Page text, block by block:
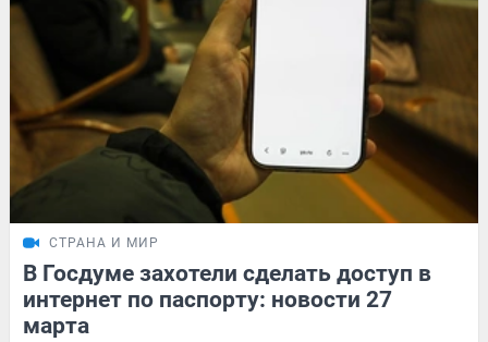
СТРАНА И МИР
В Госдуме захотели сделать доступ в
интернет по паспорту: новости 27
марта